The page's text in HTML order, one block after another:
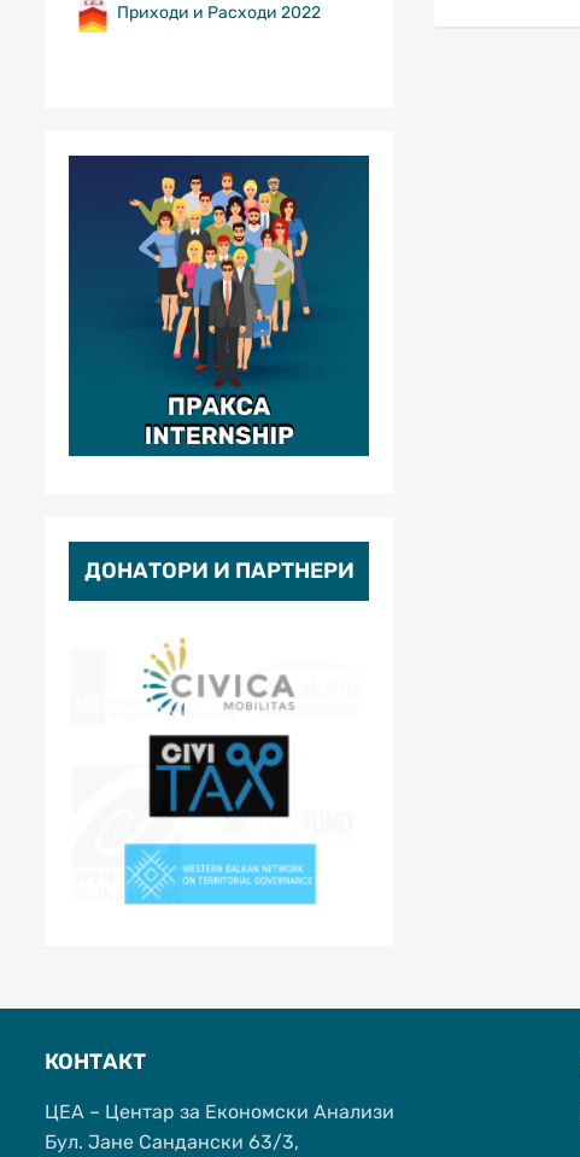
Приходи и Расходи 2022
ДОНАТОРИ И ПАРТНЕРИ
КОНТАКТ
ЦЕА – Центар за Економски Анализи
Бул. Јане Сандански 63/3,